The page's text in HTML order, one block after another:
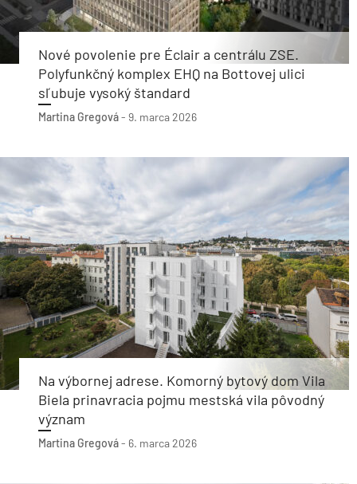
Nové povolenie pre Éclair a centrálu ZSE.
Polyfunkčný komplex EHQ na Bottovej ulici
sľubuje vysoký štandard
Martina Gregová- 9. marca 2026
Na výbornej adrese. Komorný bytový dom Vila
Biela prinavracia pojmu mestská vila pôvodný
význam
Martina Gregová- 6. marca 2026